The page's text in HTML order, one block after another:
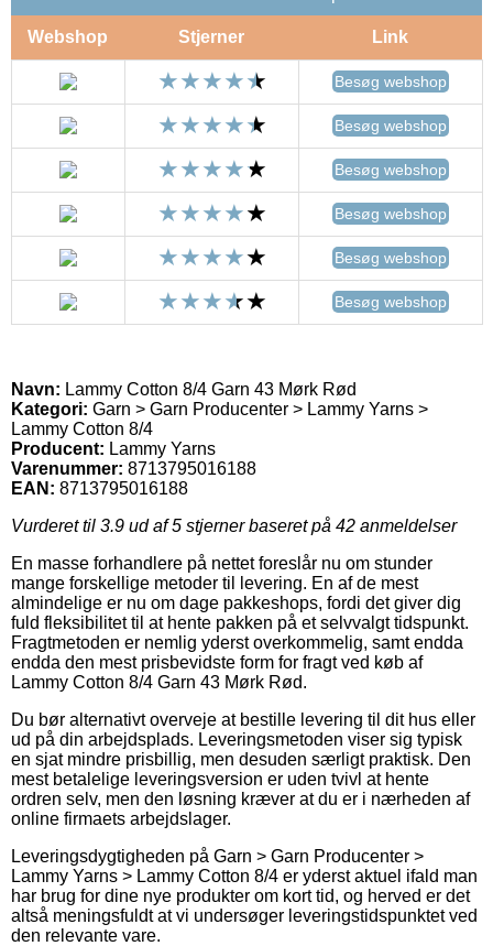
Webshop Stjerner Link
Besøg webshop
Besøg webshop
Besøg webshop
Besøg webshop
Besøg webshop
Besøg webshop
Navn: Lammy Cotton 8/4 Garn 43 Mørk Rød
Kategori: Garn > Garn Producenter > Lammy Yarns >
Lammy Cotton 8/4
Producent: Lammy Yarns
Varenummer: 8713795016188
EAN: 8713795016188
Vurderet til 3.9 ud af 5 stjerner baseret på 42 anmeldelser
En masse forhandlere på nettet foreslår nu om stunder
mange forskellige metoder til levering. En af de mest
almindelige er nu om dage pakkeshops, fordi det giver dig
fuld fleksibilitet til at hente pakken på et selvvalgt tidspunkt.
Fragtmetoden er nemlig yderst overkommelig, samt endda
endda den mest prisbevidste form for fragt ved køb af
Lammy Cotton 8/4 Garn 43 Mørk Rød.
Du bør alternativt overveje at bestille levering til dit hus eller
ud på din arbejdsplads. Leveringsmetoden viser sig typisk
en sjat mindre prisbillig, men desuden særligt praktisk. Den
mest betalelige leveringsversion er uden tvivl at hente
ordren selv, men den løsning kræver at du er i nærheden af
online firmaets arbejdslager.
Leveringsdygtigheden på Garn > Garn Producenter >
Lammy Yarns > Lammy Cotton 8/4 er yderst aktuel ifald man
har brug for dine nye produkter om kort tid, og herved er det
altså meningsfuldt at vi undersøger leveringstidspunktet ved
den relevante vare.